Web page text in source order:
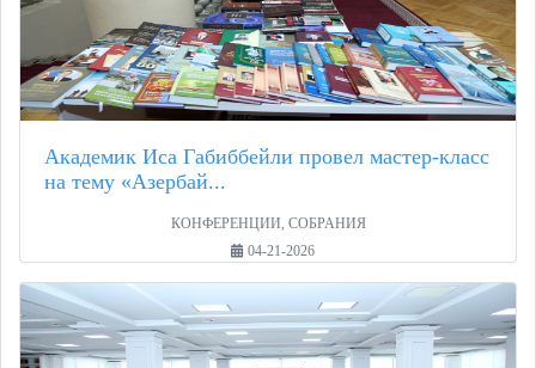
Академик Иса Габиббейли провел мастер-класс
на тему «Азербай...
КОНФЕРЕНЦИИ, СОБРАНИЯ
04-21-2026